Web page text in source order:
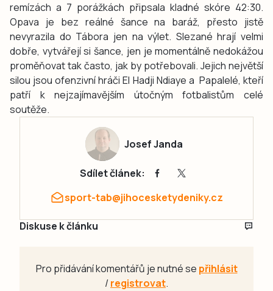
remízách a 7 porážkách připsala kladné skóre 42:30.
Opava je bez reálné šance na baráž, přesto jistě
nevyrazila do Tábora jen na výlet. Slezané hrají velmi
dobře, vytvářejí si šance, jen je momentálně nedokážou
proměňovat tak často, jak by potřebovali. Jejich největší
silou jsou ofenzivní hráči El Hadji Ndiaye a Papalelé, kteří
patří k nejzajímavějším útočným fotbalistům celé
soutěže.
Josef Janda
Sdílet článek:
sport-tab@jihocesketydeniky.cz
Diskuse k článku
Pro přidávání komentářů je nutné se přihlásit
/registrovat.